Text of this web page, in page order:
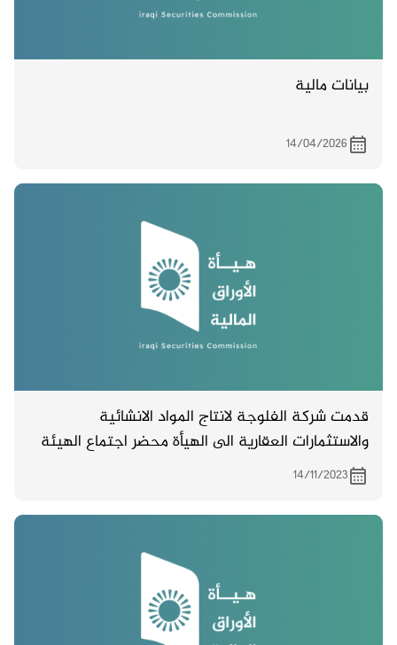
بيانات مالية
14/04/2026
قدمت شركة الفلوجة لانتاج المواد الانشائية
والاستثمارات العقارية الى الهيأة محضر اجتماع الهيئة
العامة غير المصدق المنعقد بتاريخ 2/11/ 2023 .
14/11/2023